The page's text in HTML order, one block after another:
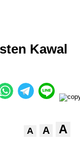
Kawal
A A A